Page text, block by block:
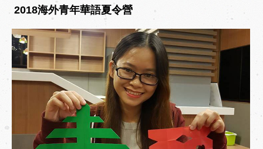
2018海外青年華語夏令營